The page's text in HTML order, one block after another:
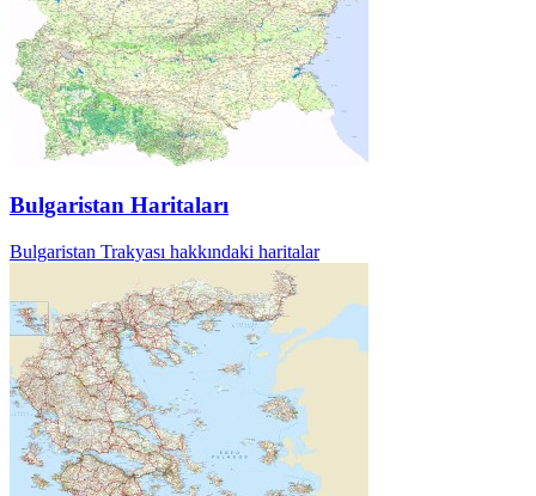
Bulgaristan Haritaları
Bulgaristan Trakyası hakkındaki haritalar